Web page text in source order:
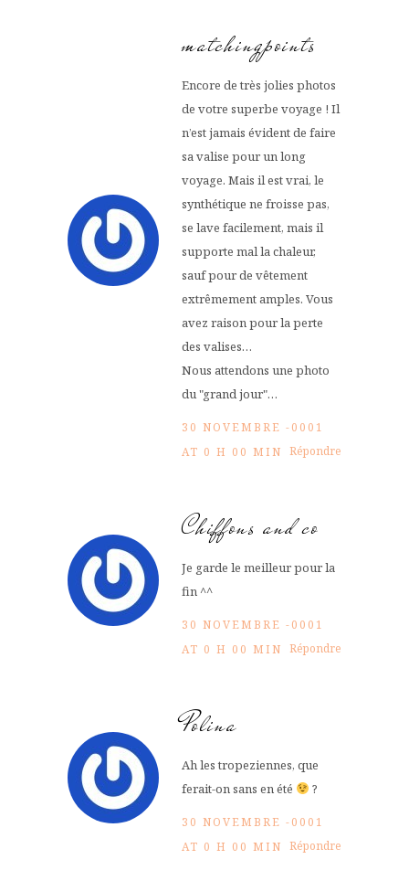
matchingpoints
Encore de très jolies photos
de votre superbe voyage ! Il
n’est jamais évident de faire
sa valise pour un long
voyage. Mais il est vrai, le
synthétique ne froisse pas,
se lave facilement, mais il
supporte mal la chaleur,
sauf pour de vêtement
extrêmement amples. Vous
avez raison pour la perte
des valises…
Nous attendons une photo
du "grand jour"…
30 NOVEMBRE -0001
AT 0 H 00 MIN Répondre
Chiffons and co
Je garde le meilleur pour la
fin ^^
30 NOVEMBRE -0001
AT 0 H 00 MIN Répondre
Polina
Ah les tropeziennes, que
ferait-on sans en été
?
30 NOVEMBRE -0001
AT 0 H 00 MIN Répondre